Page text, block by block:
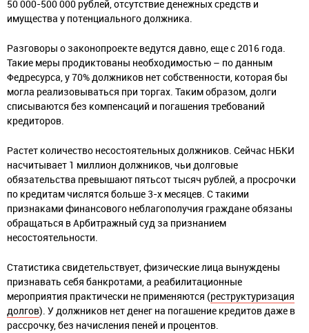
50 000-500 000 рублей, отсутствие денежных средств и
имущества у потенциального должника.
Разговоры о законопроекте ведутся давно, еще с 2016 года.
Такие меры продиктованы необходимостью – по данным
Федресурса, у 70% должников нет собственности, которая бы
могла реализовываться при торгах. Таким образом, долги
списываются без компенсаций и погашения требований
кредиторов.
Растет количество несостоятельных должников. Сейчас НБКИ
насчитывает 1 миллион должников, чьи долговые
обязательства превышают пятьсот тысяч рублей, а просрочки
по кредитам числятся больше 3-х месяцев. С такими
признаками финансового неблагополучия граждане обязаны
обращаться в Арбитражный суд за признанием
несостоятельности.
Статистика свидетельствует, физические лица вынуждены
признавать себя банкротами, а реабилитационные
мероприятия практически не применяются (реструктуризация
долгов). У должников нет денег на погашение кредитов даже в
рассрочку, без начисления пеней и процентов.